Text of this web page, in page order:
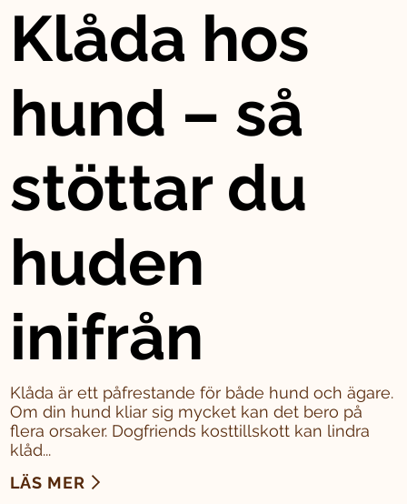
Klåda hos
hund – så
stöttar du
huden
inifrån
Klåda är ett påfrestande för både hund och ägare.
Om din hund kliar sig mycket kan det bero på
flera orsaker. Dogfriends kosttillskott kan lindra
klåd...
LÄS MER